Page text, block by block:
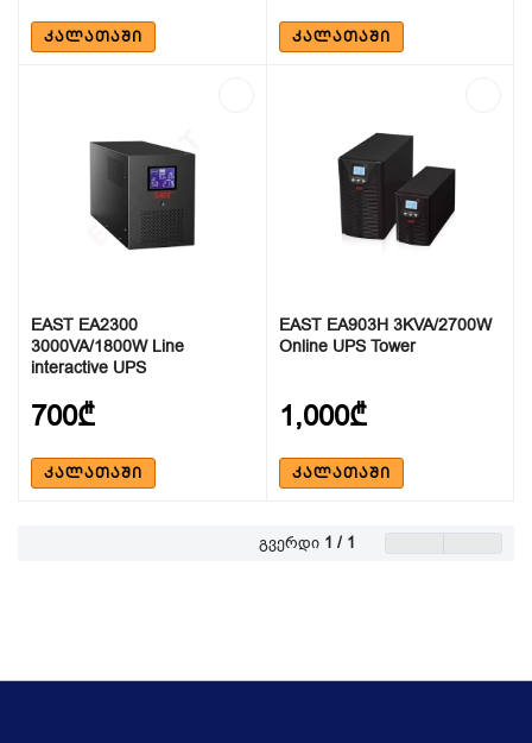
ᲙᲐᲚᲐᲗᲐᲨᲘ ᲙᲐᲚᲐᲗᲐᲨᲘ
EAST EA2300
3000VA/1800W Line
interactive UPS
700₾
ᲙᲐᲚᲐᲗᲐᲨᲘ
EAST EA903H 3KVA/2700W
Online UPS Tower
1,000₾
ᲙᲐᲚᲐᲗᲐᲨᲘ
გვერდი 1 / 1